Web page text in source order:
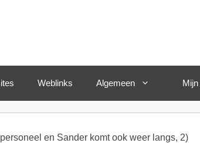
Weblinks Algemeen
en Sander komt ook weer langs, 2)